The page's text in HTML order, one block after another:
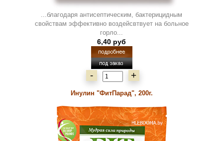
...благодаря антисептическим, бактерицидным
свойствам эффективно воздейсвтвует на больное
горло...
6,40 руб
- +
Инулин "ФитПарад", 200г.